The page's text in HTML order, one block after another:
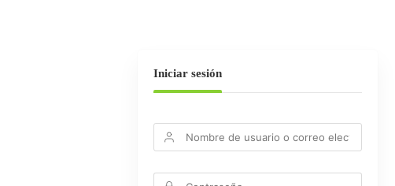
Iniciar sesión